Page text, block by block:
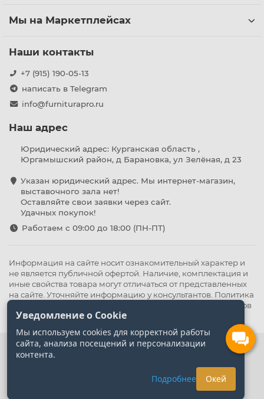
Мы на Маркетплейсах
Наши контакты
+7 (915) 190-05-13
написать в Telegram
info@furniturapro.ru
Наш адрес
Юридический адрес: Курганская область ,
Юргамышский район, д Барановка, ул Зелёная, д 23
Указан юридический адрес. Мы интернет-магазин,
выставочного зала нет!
Оставляйте свои заявки через сайт.
Удачных покупок!
Работаем с 09:00 до 18:00 (ПН-ПТ)
Информация на сайте носит ознакомительный характер и
не является публичной офертой. Наличие, комплектация и
иные свойства товара могут отличаться от представленных
на сайте. Уточняйте информацию у консультантов. Политика
Политика обработки файлов
cookie
Уведомление о Cookie
Мы используем cookies для корректной работы
сайта, анализа посещений и персонализации
контента.
Подробнее Окей